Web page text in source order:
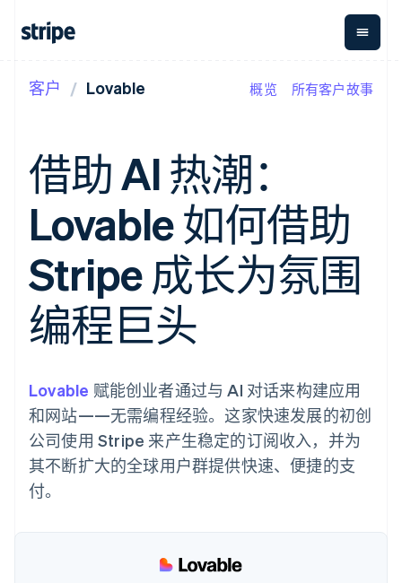
支付
在线支付
Payment links
Checkout
预构建支付界
Elements
灵活的 UI 组件
支付方式
Access to
125+
支付成功率优
化
Link
加速结账
经常性收入
Metronome
按用量计费
Subscriptions
订阅管理
Invoicing
一次性或定期
账单
Tax
销售税和增值
税自动化
会计自动化
Stripe Sigma
自定义报告
Data Pipeline
数据同步
资金管
向第三
方打款
平台
更多
按企业阶段
按应用场景
智能体商务
加密货币
电子商务
嵌入式金融
财务自动化
全球化企业
应用内支付
资金管理
平台
SaaS
酒店、旅游与休闲
文档
库与 SDK
Stripe Apps
接受线上付款
实施预建结账流程
构建平台或交易市场
管理订阅
提供按用量计费
使用代理预配和管理服务
资源
学习
指南
支持
获取支持
管理支持方案
专业服务
产品路线图
Sessions 年度大会
招聘
新闻编辑室
Stripe Press
客户 Lovable 概览 所有客户故事
借助 AI 热潮：
Lovable 如何借助
Stripe 成长为氛围
编程巨头
Lovable 赋能创业者通过与 AI 对话来构建应用
和网站——无需编程经验。这家快速发展的初创
公司使用 Stripe 来产生稳定的订阅收入，并为
其不断扩大的全球用户群提供快速、便捷的支
付。